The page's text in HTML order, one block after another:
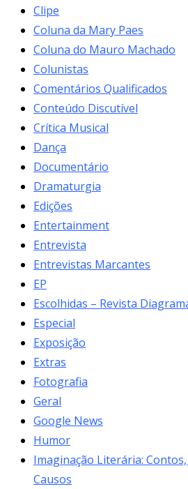
Clipe
Coluna da Mary Paes
Coluna do Mauro Machado
Colunistas
Comentários Qualificados
Conteúdo Discutível
Crítica Musical
Dança
Documentário
Dramaturgia
Edições
Entertainment
Entrevista
Entrevistas Marcantes
EP
Escolhidas – Revista
Especial
Exposição
Extras
Fotografia
Geral
Google News
Humor
Imaginação Literária:
Causos